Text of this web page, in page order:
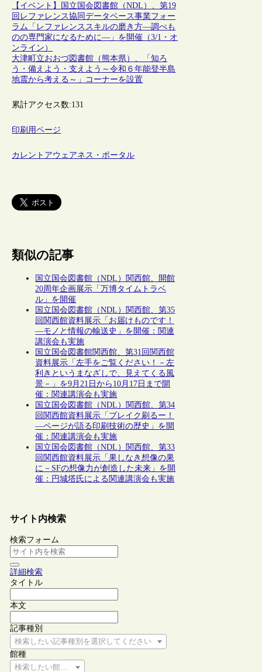
【イベント】国立国会図書館（NDL）、第19
回レファレンス協同データベース事業フォー
ラム「レファレンススキルの磨き方―調べも
のの専門家になるために―」を開催（3/1・オ
ンライン）
大津町立おおづ図書館（熊本県）、「知ろ
う・備えよう・支えよう～令和６年能登半島
地震から考える～」コーナーを設置
累計アクセス数:131
印刷用ページ
カレントアウェアネス・ポータル
類似の記事
国立国会図書館（NDL）関西館、開館
20周年企画展示「万博タイムトラベ
ル」を開催
国立国会図書館（NDL）関西館、第35
回関西館資料展示「お届けものです！
―モノと情報の輸送史」を開催：関連
講演会も実施
国立国会図書館関西館、第31回関西館
資料展示「左手をご覧ください！－左
利きというまなざしで、見えてくる風
景－」を9月21日から10月17日まで開
催：関連講演会も実施
国立国会図書館（NDL）関西館、第34
回関西館資料展示「ブレイク刷るー！
―ページが語る印刷技術の歴史」を開
催：関連講演会も実施
国立国会図書館（NDL）関西館、第33
回関西館資料展示「果しなき想像の果
に－SFの想像力が創造した未来」を開
催：円城塔氏による関連講演会も実施
サイト内検索
検索フォーム
詳細検索
タイトル
本文
記事種別
検索したい記事種別を選択してください
館種
検索したい館種を選択してください